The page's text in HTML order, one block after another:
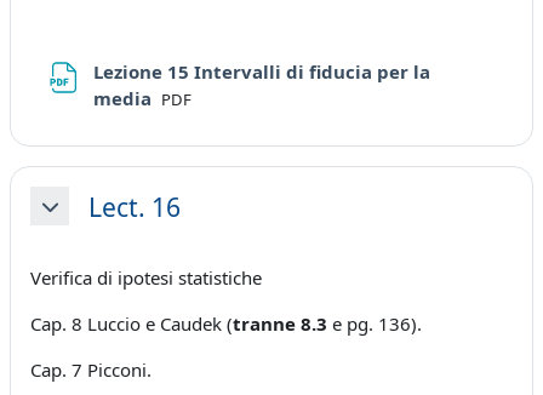
Lezione 15 Intervalli di fiducia per la
media File
PDF
MinimizzaLect. 16
Verifica di ipotesi statistiche
Cap. 8 Luccio e Caudek (tranne 8.3 e pg. 136).
Cap. 7 Picconi.